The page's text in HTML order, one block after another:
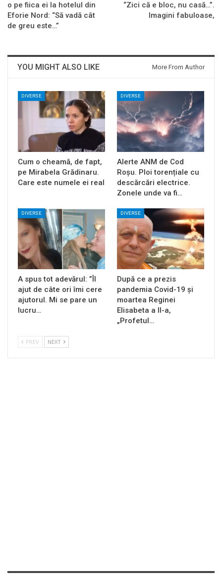
o pe fiica ei la hotelul din
Eforie Nord: “Să vadă cât
de greu este…”
“Zici că e bloc, nu casă…”.
Imagini fabuloase,
YOU MIGHT ALSO LIKE More From Author
DIVERSE
Cum o cheamă, de fapt,
pe Mirabela Grădinaru.
Care este numele ei real
DIVERSE
Alerte ANM de Cod
Roșu. Ploi torențiale cu
descărcări electrice.
Zonele unde va fi…
DIVERSE
A spus tot adevărul: ”Îl
ajut de câte ori îmi cere
ajutorul. Mi se pare un
lucru…
DIVERSE
După ce a prezis
pandemia Covid-19 și
moartea Reginei
Elisabeta a II-a,
„Profetul…
PREV NEXT